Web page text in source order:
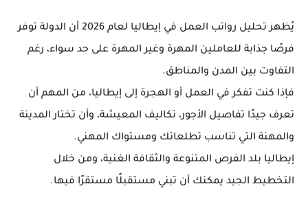
يُظهر تحليل رواتب العمل في إيطاليا لعام 2026
أن الدولة توفر
فرصًا جذابة للعاملين المهرة وغير المهرة على حد سواء، رغم
التفاوت بين المدن والمناطق.
فإذا كنت تفكر في العمل أو الهجرة إلى إيطاليا، من المهم أن
تعرف جيدًا تفاصيل الأجور، تكاليف المعيشة، وأن تختار المدينة
والمهنة التي تناسب تطلعاتك ومستواك المهني.
إيطاليا بلد الفرص المتنوعة والثقافة الغنية، ومن خلال
التخطيط الجيد يمكنك أن تبني مستقبلًا مستقرًا فيها.